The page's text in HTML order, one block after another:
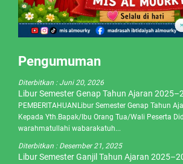
Pengumuman
Diterbitkan :Juni 20, 2026
Libur Semester Genap Tahun Ajaran
PEMBERITAHUANLibur Semester Genap Tahun
Kepada Yth.Bapak/Ibu Orang Tua/Wali Peserta
warahmatullahi wabarakatuh...
Diterbitkan : Desember 21, 2025
Libur Semester Ganjil Tahun Ajaran